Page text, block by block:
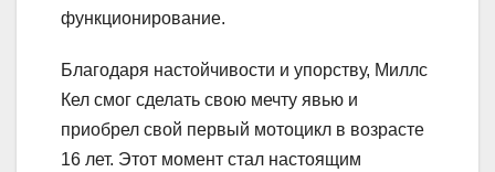
функционирование.
Благодаря настойчивости и упорству, Миллс
Кел смог сделать свою мечту явью и
приобрел свой первый мотоцикл в возрасте
16 лет. Этот момент стал настоящим